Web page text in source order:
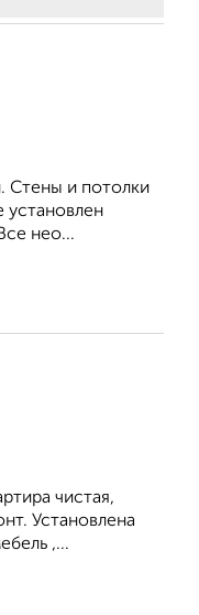
Стены и потолки
установлен
нео...
чистая,
Установлена
,...